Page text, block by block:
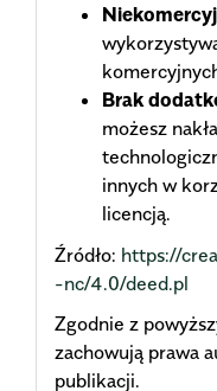
Brak
możesz
innych w
licencją.
Źródło: https://
-nc/4.0/deed.pl
Zgodnie z
zachowują prawa
publikacji.